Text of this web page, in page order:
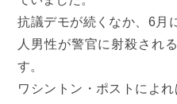
抗議デモが続くなか、6月
人男性が警官に射殺され
す。
ワシントン・ポストによ